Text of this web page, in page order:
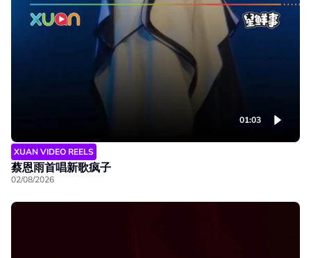
01:03
XUAN VIDEO REELS
蔡恩雨首唱新歌疯子
02/08/2026